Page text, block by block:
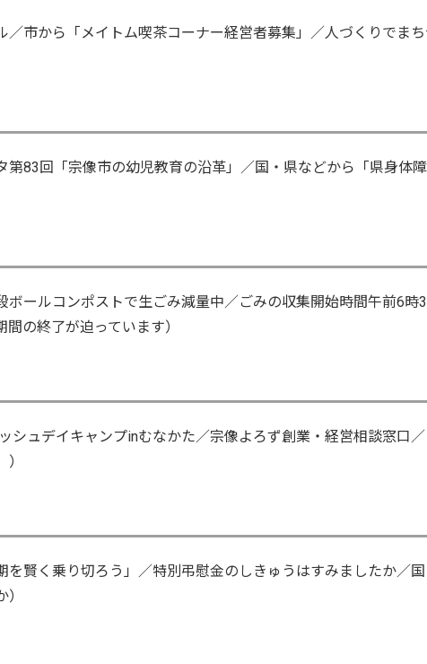
／市から「メイトム喫茶コーナー経営者募集」／人づくりでま
第83回「宗像市の幼児教育の沿革」／国・県などから「県身体
ボールコンポストで生ごみ減量中／ごみの収集開始時間午前6時
の終了が迫っています）
シュデイキャンプinむなかた／宗像よろず創業・経営相談窓口／
を賢く乗り切ろう」／特別弔慰金のしきゅうはすみましたか／